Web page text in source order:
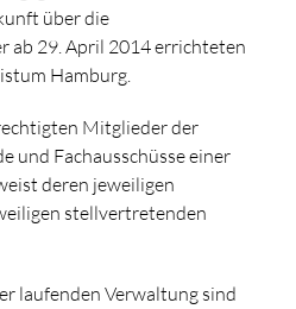
über die
ab 29. April 2014 errichteten
Hamburg.
Mitglieder der
und Fachausschüsse einer
deren jeweiligen
stellvertretenden
laufenden Verwaltung sind